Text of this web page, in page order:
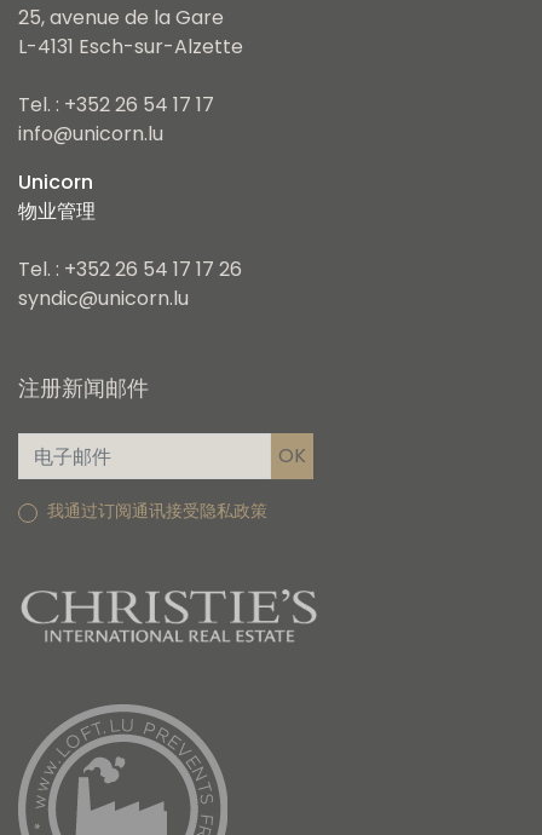
25, avenue de la Gare
L-4131 Esch-sur-Alzette
Tel. : +352 26 54 17 17
info@unicorn.lu
Unicorn
物业管理
Tel. : +352 26 54 17 17 26
syndic@unicorn.lu
注册新闻邮件
我通过订阅通讯接受隐私政策